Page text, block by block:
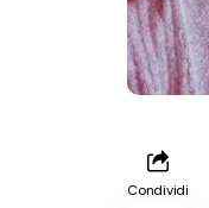
Condividi